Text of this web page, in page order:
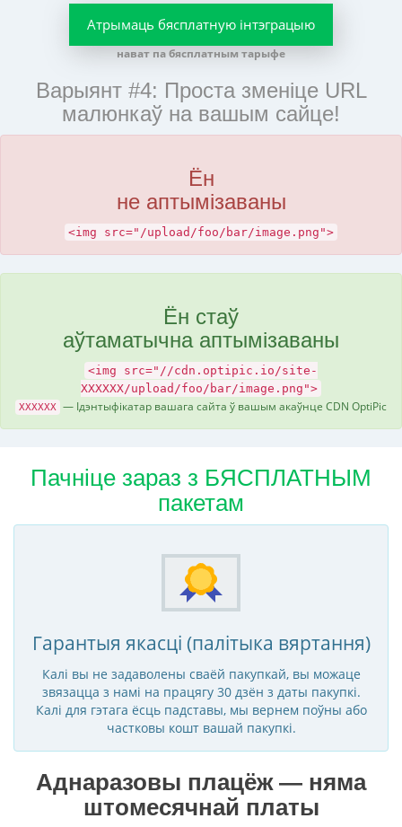
Атрымаць бясплатную інтэграцыю
нават па бясплатным тарыфе
Варыянт #4: Проста зменіце URL
малюнкаў на вашым сайце!
Ён
не аптымізаваны
<img src="/upload/foo/bar/image.png">
Ён стаў
аўтаматычна аптымізаваны
<img src="//cdn.optipic.io/site-
XXXXXX/upload/foo/bar/image.png">
XXXXXX — Ідэнтыфікатар вашага сайта ў вашым акаўнце CDN OptiPic
Пачніце зараз з БЯСПЛАТНЫМ
пакетам
Гарантыя якасці (палітыка вяртання)
Калі вы не задаволены сваёй пакупкай, вы можаце
звязацца з намі на працягу 30 дзён з даты пакупкі.
Калі для гэтага ёсць падставы, мы вернем поўны або
частковы кошт вашай пакупкі.
Аднаразовы плацёж — няма
штомесячнай платы